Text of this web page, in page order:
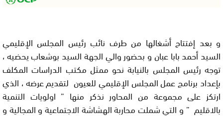
و بعد إفتتاح أشغالها من طرف نائب رئيس المجلس الإقليمي
السيد أحمد بابا عبان و بحضور والي الجهة السيد بوشعاب يحضيه ،
توجه رئيس المجلس بالنيابة نحو ممثل مكتب الدراسات المكلف
بإعداد برنامج عمل المجلس الإقليمي للعيون لتقديم عرضه ، الذي
ارتكز على مجموعة من المحاور نذكر منها ” اولويات التنمية
بالاقليم ” و التي شملت محاربة الهشاشة الاجتماعية و المجالية و